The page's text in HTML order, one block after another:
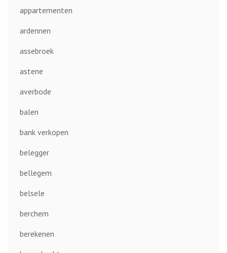
appartementen
ardennen
assebroek
astene
averbode
balen
bank verkopen
belegger
bellegem
belsele
berchem
berekenen